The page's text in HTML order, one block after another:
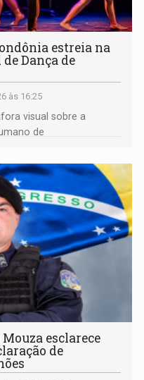
estreia na
Dança de
às 16:25
visual sobre a
de
Mouza esclarece
de